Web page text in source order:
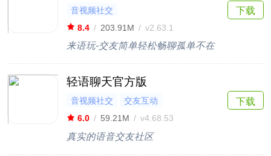
音视频社交
8.4 / 203.91M / v2.63.1
来语玩-交友简单轻松畅聊孤单不在
下载
轻语聊天官方版
音视频社交
交友互动
6.0 / 59.21M / v4.68.53
真实的语音交友社区
下载